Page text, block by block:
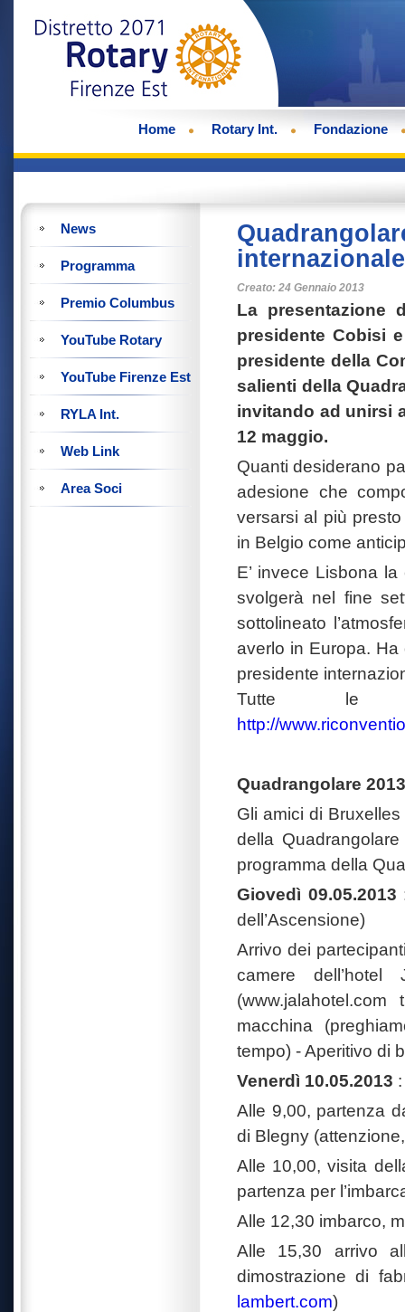
Home Rotary Int. Fondazione
News
Programma
Premio Columbus
YouTube Rotary
YouTube Firenze Est
RYLA Int.
Web Link
Area Soci
Creato: 24 Gennaio 2013
La presentazione
presidente Cobisi
presidente della
salienti della
invitando ad unirsi
12 maggio.
Quanti desiderano
adesione che
versarsi al più
in Belgio come
E’ invece Lisbona
svolgerà nel fine
sottolineato
averlo in Europa.
presidente
Tutte le
http://
Quadrangolare
Gli amici di
della
programma della
Giovedì 09.05.2013
dell’Ascensione)
Arrivo dei
camere
macchina
tempo) - Aperitivo di
Venerdì 10.05.2013 :
Alle 9,00, partenza
di Blegny
Alle 10,00, visita
partenza per
Alle 12,30 imbarco,
Alle 15,30 arrivo
dimostrazione di
lambert.com)